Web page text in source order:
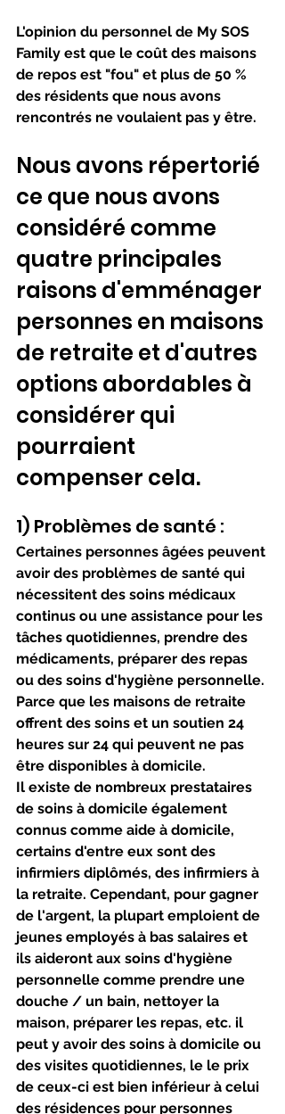
L'opinion du personnel de My SOS
Family est que le coût des maisons
de repos est "fou" et plus de 50 %
des résidents que nous avons
rencontrés ne voulaient pas y être.
Nous avons répertorié
ce que nous avons
considéré comme
quatre principales
raisons d'emménager
personnes en maisons
de retraite et d'autres
options abordables à
considérer qui
pourraient
compenser cela.
1) Problèmes de santé :
Certaines personnes âgées peuvent
avoir des problèmes de santé qui
nécessitent des soins médicaux
continus ou une assistance pour les
tâches quotidiennes, prendre des
médicaments, préparer des repas
ou des soins d'hygiène personnelle.
Parce que les maisons de retraite
offrent des soins et un soutien 24
heures sur 24 qui peuvent ne pas
être disponibles à domicile.
Il existe de nombreux prestataires
de soins à domicile également
connus comme aide à domicile,
certains d'entre eux sont des
infirmiers diplômés, des infirmiers à
la retraite. Cependant, pour gagner
de l'argent, la plupart emploient de
jeunes employés à bas salaires et
ils aideront aux soins d'hygiène
personnelle comme prendre une
douche / un bain, nettoyer la
maison, préparer les repas, etc. il
peut y avoir des soins à domicile ou
des visites quotidiennes, le le prix
de ceux-ci est bien inférieur à celui
des résidences pour personnes